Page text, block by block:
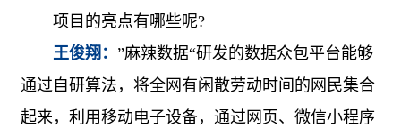
项目的亮点有哪些呢?
王俊翔：”麻辣数据“研发的数据众包平台能够
通过自研算法，将全网有闲散劳动时间的网民集合
起来，利用移动电子设备，通过网页、微信小程序